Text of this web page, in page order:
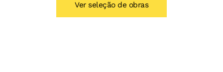
Ver seleção de obras